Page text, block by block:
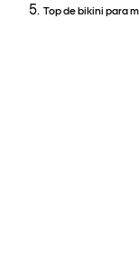
Top de bikini para